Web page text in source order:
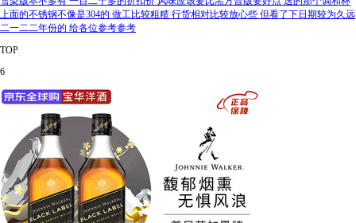
上面的不锈钢不像是304的 做工比较粗糙 行货相对比较放心些 但看了下日期较为久远
二一二二年份的 给各位参考参考
TOP
6